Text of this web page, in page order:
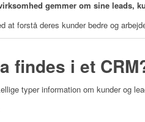
gemmer om sine leads,
at forstå deres kunder bedre og
findes i et
typer information om kunder og